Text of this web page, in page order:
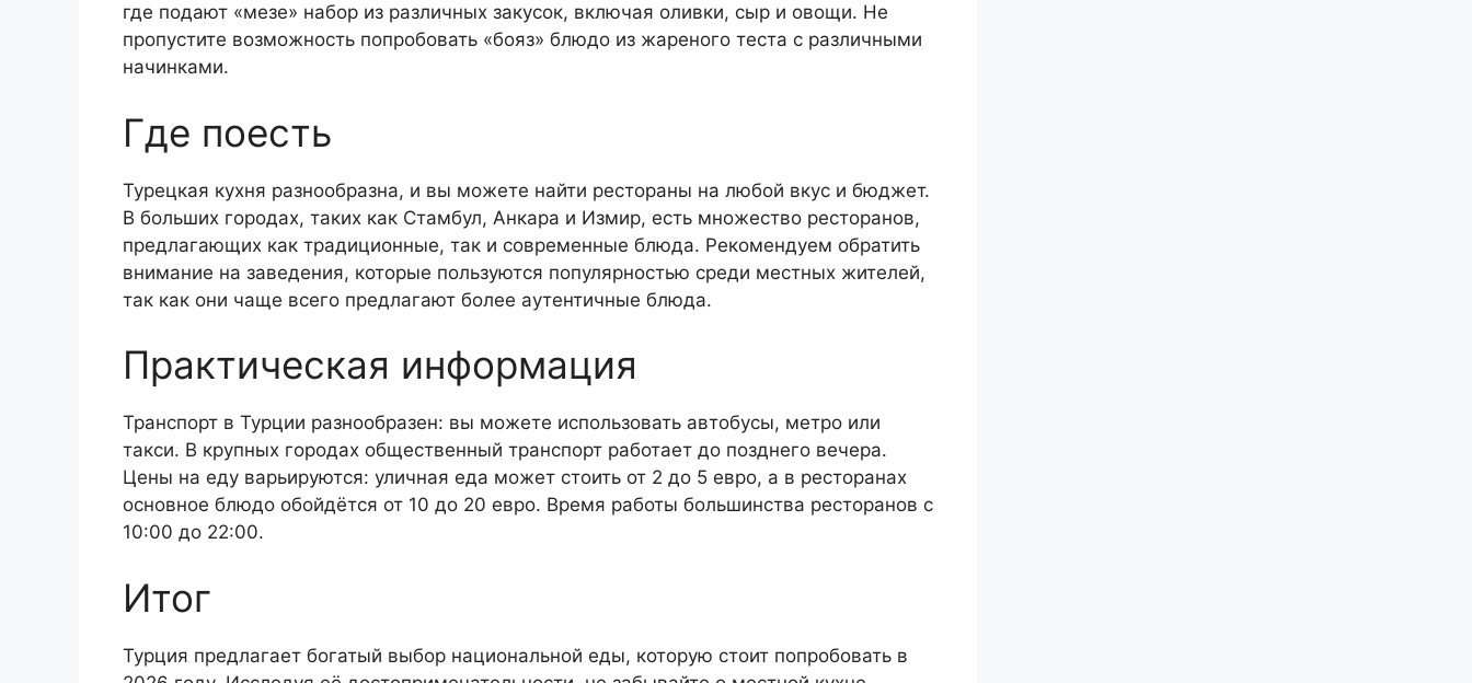
где подают «мезе» набор из различных закусок, включая оливки, сыр и овощи. Не
пропустите возможность попробовать «бояз» блюдо из жареного теста с различными
начинками.
Где поесть
Турецкая кухня разнообразна, и вы можете найти рестораны на любой вкус и бюджет.
В больших городах, таких как Стамбул, Анкара и Измир, есть множество ресторанов,
предлагающих как традиционные, так и современные блюда. Рекомендуем обратить
внимание на заведения, которые пользуются популярностью среди местных жителей,
так как они чаще всего предлагают более аутентичные блюда.
Практическая информация
Транспорт в Турции разнообразен: вы можете использовать автобусы, метро или
такси. В крупных городах общественный транспорт работает до позднего вечера.
Цены на еду варьируются: уличная еда может стоить от 2 до 5 евро, а в ресторанах
основное блюдо обойдётся от 10 до 20 евро. Время работы большинства ресторанов с
10:00 до 22:00.
Итог
Турция предлагает богатый выбор национальной еды, которую стоит попробовать в